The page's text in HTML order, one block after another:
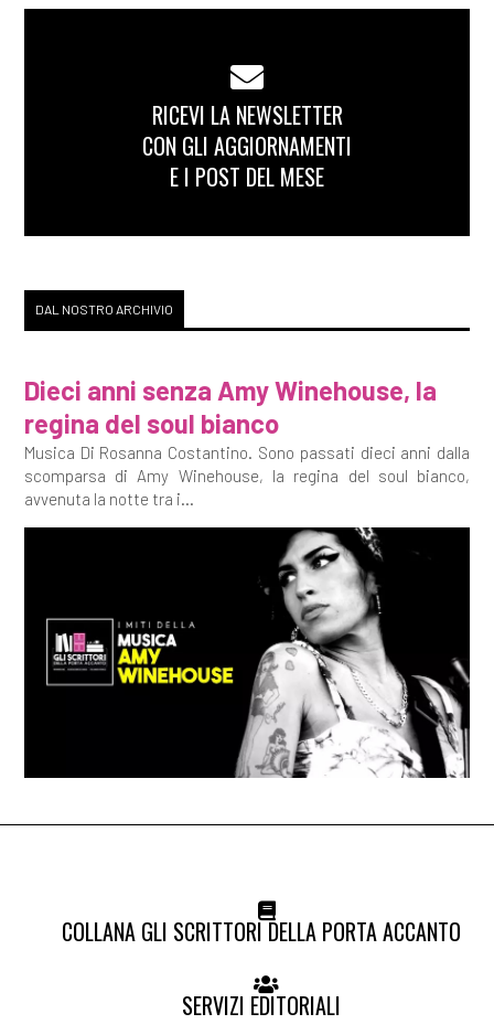
RICEVI LA NEWSLETTER
CON GLI AGGIORNAMENTI
E I POST DEL MESE
DAL NOSTRO ARCHIVIO
Dieci anni senza Amy Winehouse, la
regina del soul bianco
Musica Di Rosanna Costantino. Sono passati dieci anni dalla
scomparsa di Amy Winehouse, la regina del soul bianco,
avvenuta la notte tra i...
COLLANA GLI SCRITTORI DELLA PORTA ACCANTO
SERVIZI EDITORIALI